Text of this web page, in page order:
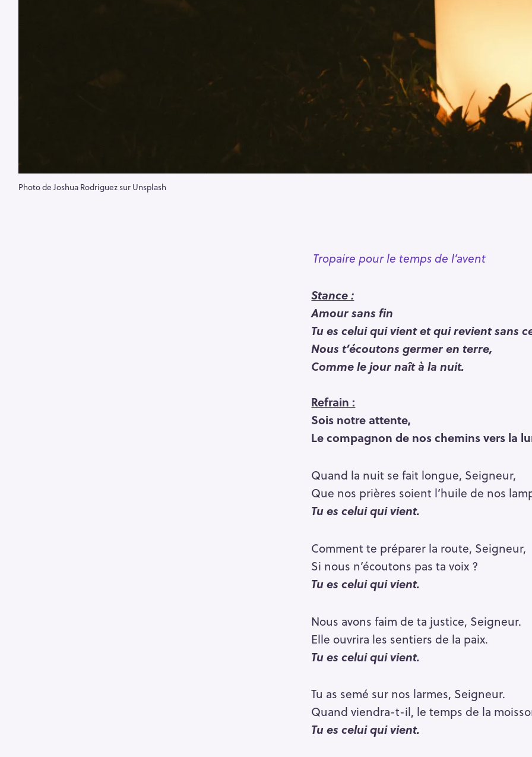
Photo de Joshua Rodriguez sur Unsplash
Tropaire pour le temps de l’avent
Stance :
Amour sans fin
Tu es celui qui vient et qui revient sans
Nous t’écoutons germer en terre,
Comme le jour naît à la nuit.
Refrain :
Sois notre attente,
Le compagnon de nos chemins vers la
Quand la nuit se fait longue, Seigneur,
Que nos prières soient l’huile de nos
Tu es celui qui vient.
Comment te préparer la route, Seigneur,
Si nous n’écoutons pas ta voix ?
Tu escelui qui vient.
Nous avons faim de ta justice, Seigneur.
Elle ouvrira les sentiers de la paix.
Tu escelui qui vient.
Tu as semé sur nos larmes, Seigneur.
Quand viendra-t-il, le temps de la
Tu es celui qui vient.
Press Esc to cancel.